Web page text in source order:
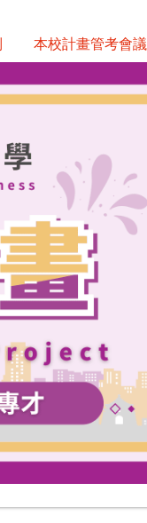
本校計畫管考會議